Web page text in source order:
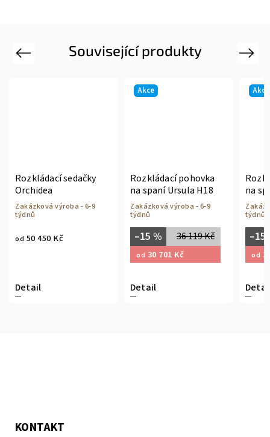
Související produkty
Previous
Rozkládací sedačky
Orchidea
Zakázková výroba - 6-9
týdnů
od 50 450 Kč
Detail
Akce
Rozkládací pohovka
na spaní Ursula H18
Zakázková výroba - 6-9
týdnů
36 119 Kč
–15 %
od 30 701 Kč
Detail
Akce
na
týdnů
–15
od
Next
KONTAKT